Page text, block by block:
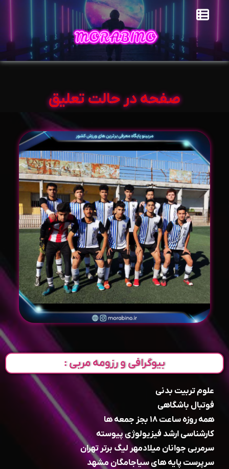
صفحه در حالت تعلیق
بیوگرافی و رزومه مربی :
علوم تربیت بدنی
فوتبال باشگاهی
همه روزه ساعت ۱۸ بجز جمعه ها
کارشناسی ارشد فیزیولوژی پیوسته
سرمربی جوانان میلادمهر لیگ برتر تهران
سرپرست پایه های سیاجامگان مشهد